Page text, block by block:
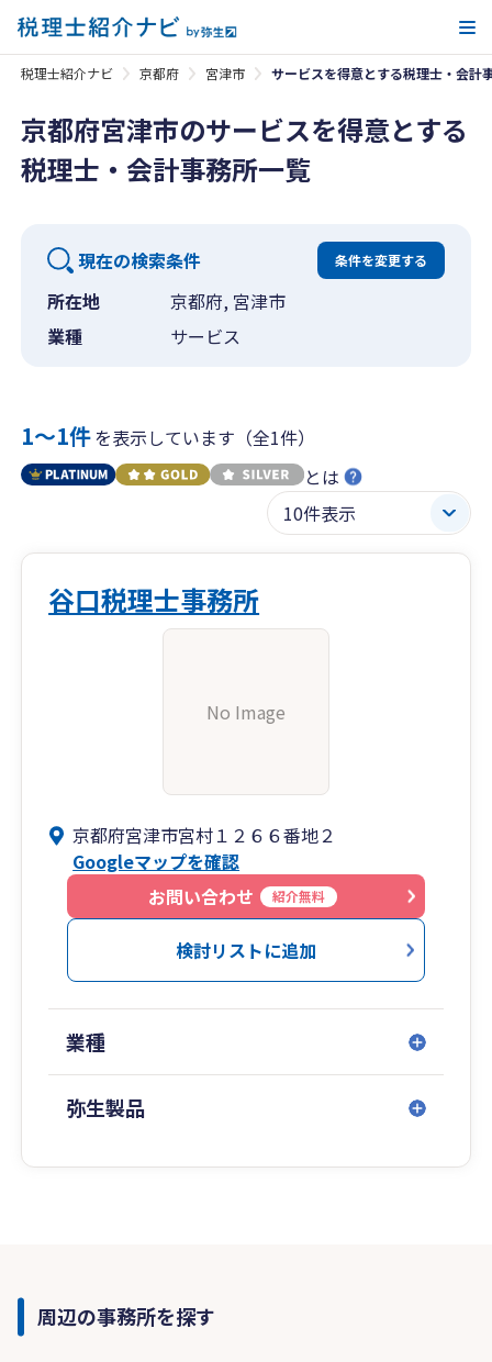
税理士紹介ナビ 京都府 宮津市 サービスを得意とする税理士・会計
京都府宮津市のサービスを得意とする
税理士・会計事務所一覧
現在の検索条件 条件を変更する
所在地
京都府, 宮津市
業種
サービス
1〜1件を表示しています（全1件）
とは
谷口税理士事務所
No Image
京都府宮津市宮村１２６６番地２
Googleマップを確認
お問い合わせ
紹介無料
検討リストに追加
業種
弥生製品
周辺の事務所を探す